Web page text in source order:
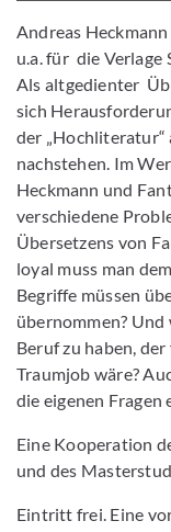
Andreas
u.a. für die Verlage
Als altgedienter
sich
der
nachstehen. Im
Heckmann und
verschiedene
Übersetzens von
loyal muss man
Begriffe müssen
übernommen?
Beruf zu haben,
Traumjob wäre?
die eigenen Fragen
Eine Kooperation
und des
Eintritt frei. Eine